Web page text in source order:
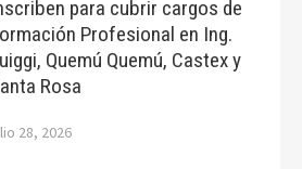
para cubrir cargos de
Profesional en Ing.
Quemú Quemú, Castex y
Rosa
28, 2026